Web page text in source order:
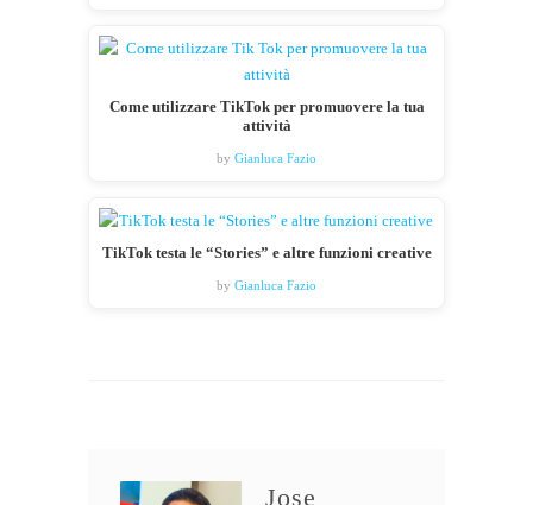
Come utilizzare TikTok per promuovere la tua
attività
by Gianluca Fazio
TikTok testa le “Stories” e altre funzioni creative
by Gianluca Fazio
Jose